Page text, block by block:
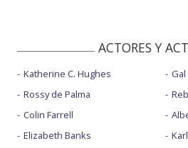
ACTORES Y
Katherine C. Hughes
Rossy de Palma
Colin Farrell
Elizabeth Banks